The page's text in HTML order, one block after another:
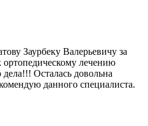
Заурбеку Валерьевичу за
лечению
Осталась довольна
данного специалиста.